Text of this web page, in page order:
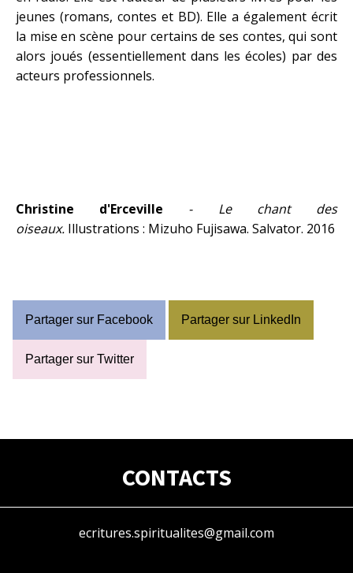
jeunes (romans, contes et BD). Elle a également écrit
la mise en scène pour certains de ses contes, qui sont
alors joués (essentiellement dans les écoles) par des
acteurs professionnels.
Christine d'Erceville
- Le chant des
oiseaux. Illustrations : Mizuho Fujisawa. Salvator. 2016
Partager sur Facebook Partager sur LinkedIn
Partager sur Twitter
CONTACTS
ecritures.spiritualites@gmail.com